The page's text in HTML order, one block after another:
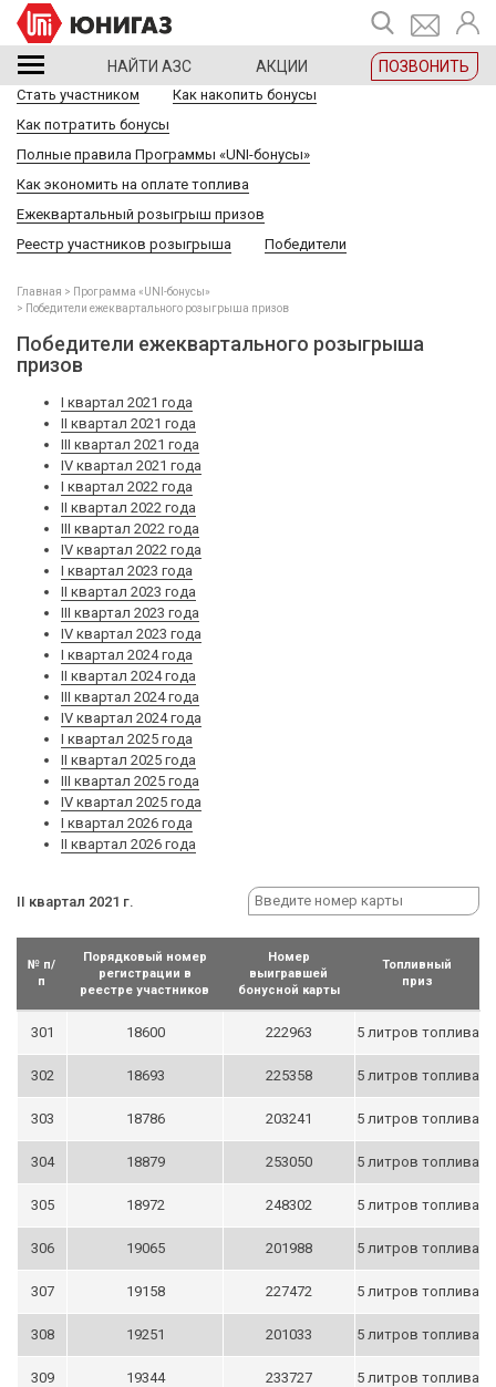
НАЙТИ АЗС АКЦИИ ПОЗВОНИТЬ
Стать участником
Как накопить бонусы
Как потратить бонусы
Полные правила Программы «UNI-бонусы»
Как экономить на оплате топлива
Ежеквартальный розыгрыш призов
Реестр участников розыгрыша
Победители
Главная
Программа «UNI-бонусы»
Победители ежеквартального розыгрыша призов
Победители ежеквартального розыгрыша
призов
I квартал 2021 года
II квартал 2021 года
III квартал 2021 года
IV квартал 2021 года
I квартал 2022 года
II квартал 2022 года
III квартал 2022 года
IV квартал 2022 года
I квартал 2023 года
II квартал 2023 года
III квартал 2023 года
IV квартал 2023 года
I квартал 2024 года
II квартал 2024 года
III квартал 2024 года
IV квартал 2024 года
I квартал 2025 года
II квартал 2025 года
III квартал 2025 года
IV квартал 2025 года
I квартал 2026 года
II квартал 2026 года
II квартал 2021 г.
№ п/
п
Порядковый номер
регистрации в
реестре участников
Номер
выигравшей
бонусной карты
Топливный
приз
301 18600 222963 5 литров топлива
302 18693 225358 5 литров топлива
303 18786 203241 5 литров топлива
304 18879 253050 5 литров топлива
305 18972 248302 5 литров топлива
306 19065 201988 5 литров топлива
307 19158 227472 5 литров топлива
308 19251 201033 5 литров топлива
309 19344 233727 5 литров топлива